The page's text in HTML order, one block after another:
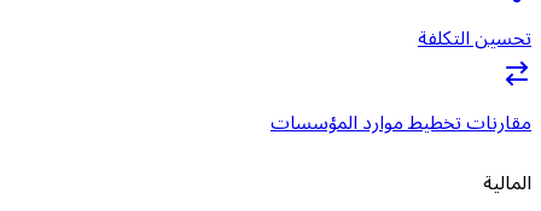
تحسين التكلفة
مقارنات تخطيط موارد المؤسسات
المالية